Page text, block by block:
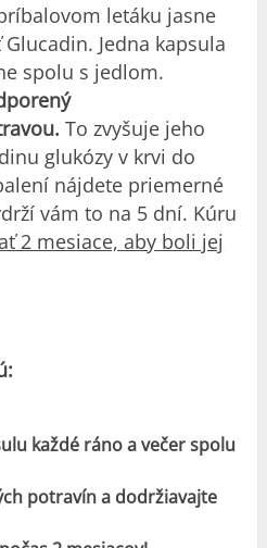
letáku jasne
Jedna kapsula
spolu s jedlom.
To zvyšuje jeho
glukózy v krvi do
nájdete priemerné
vám to na 5 dní. Kúru
2 mesiace, aby boli jej
každé ráno a večer spolu
potravín a dodržiavajte